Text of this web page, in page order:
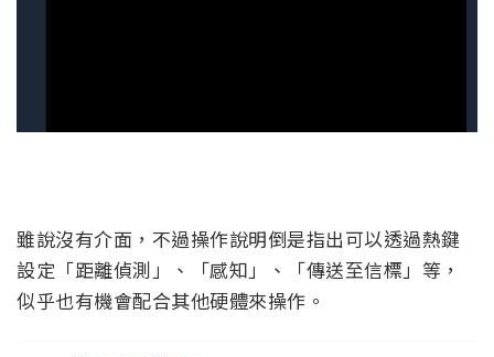
雖說沒有介面，不過操作說明倒是指出可以透過熱鍵
設定「距離偵測」、「感知」、「傳送至信標」等，
似乎也有機會配合其他硬體來操作。